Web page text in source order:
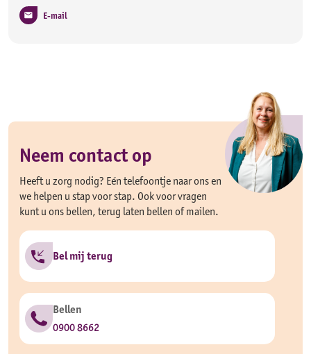
E-mail
Neem contact op
Heeft u zorg nodig? Eén telefoontje naar ons en
we helpen u stap voor stap. Ook voor vragen
kunt u ons bellen, terug laten bellen of mailen.
Bel mij terug
Bellen
0900 8662